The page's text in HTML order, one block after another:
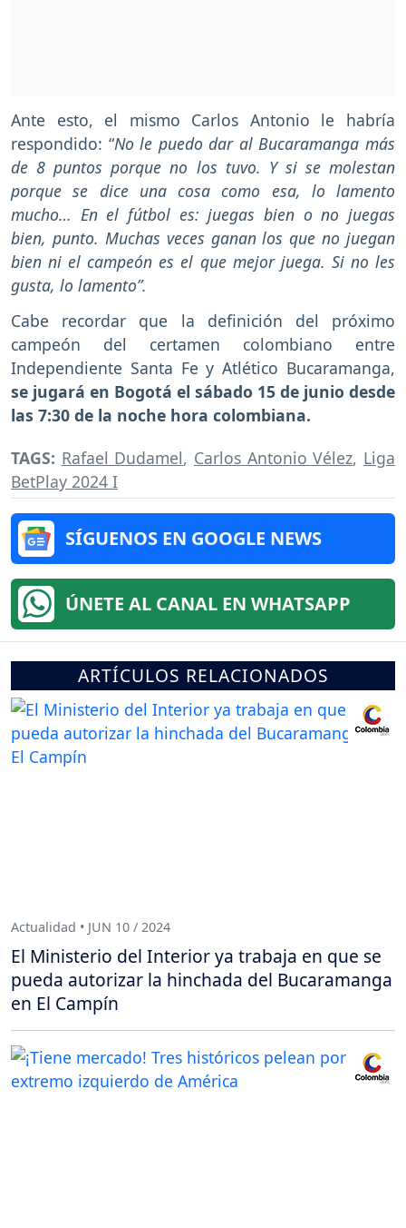
Ante esto, el mismo Carlos Antonio le habría
respondido: “No le puedo dar al Bucaramanga más
de 8 puntos porque no los tuvo. Y si se molestan
porque se dice una cosa como esa, lo lamento
mucho… En el fútbol es: juegas bien o no juegas
bien, punto. Muchas veces ganan los que no juegan
bien ni el campeón es el que mejor juega. Si no les
gusta, lo lamento”.
Cabe recordar que la definición del próximo
campeón del certamen colombiano entre
Independiente Santa Fe y Atlético Bucaramanga,
se jugará en Bogotá el sábado 15 de junio desde
las 7:30 de la noche hora colombiana.
TAGS: Rafael Dudamel, Carlos Antonio Vélez, Liga
BetPlay 2024 I
SÍGUENOS EN GOOGLE NEWS
ÚNETE AL CANAL EN WHATSAPP
ARTÍCULOS RELACIONADOS
Actualidad • JUN 10 / 2024
El Ministerio del Interior ya trabaja en que se
pueda autorizar la hinchada del Bucaramanga
en El Campín